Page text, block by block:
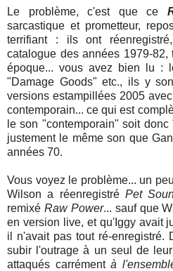
Le problème, c'est que ce
sarcastique et prometteur,
terrifiant : ils ont
catalogue des années 1979-
époque... vous avez bien lu :
"Damage Goods" etc., ils y
versions estampillées 2005
contemporain... ce qui est
le son "contemporain" soit
justement le même son que
années 70.
Vous voyez le problème... un
Wilson a réenregistréPet
remixé Raw Power... sauf que
en version live, et qu'Iggy avait
il n'avait pas tout ré-enregistré.
subir l'outrage à un seul de
attaqués carrémentà